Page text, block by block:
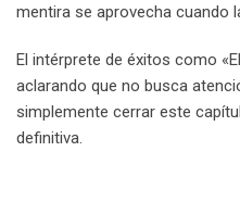
mentira se aprovecha cuando
El intérprete de éxitos como
aclarando que no busca
simplemente cerrar este
definitiva.